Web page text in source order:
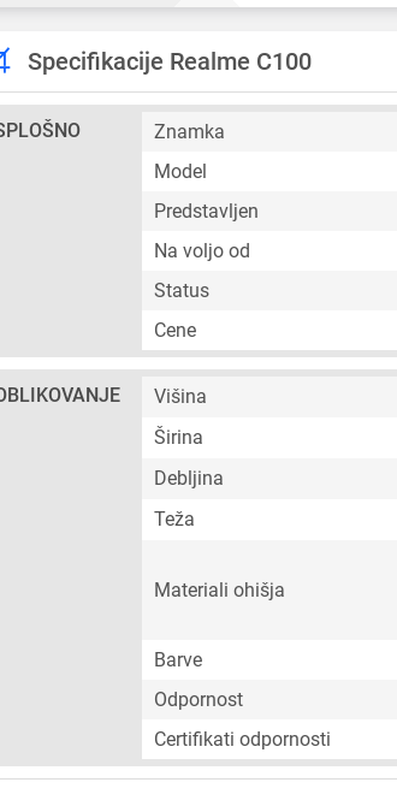
Specifikacije Realme C100
Znamka
Model
Predstavljen
Na voljo od
Status
Cene
Višina
Širina
Debljina
Teža
Materiali ohišja
Barve
Odpornost
Certifikati odpornosti